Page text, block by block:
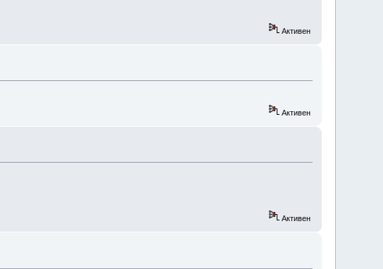
Активен
Активен
Активен